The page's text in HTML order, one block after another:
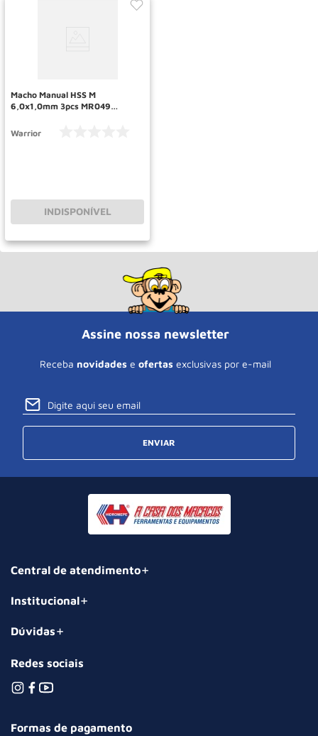
Macho Manual HSS M
6,0x1,0mm 3pcs MR049
Warrior
INDISPONÍVEL
Assine nossa newsletter
Receba novidades e ofertas exclusivas por e-mail
ENVIAR
Central de atendimento
Institucional
Dúvidas
Redes sociais
Formas de pagamento